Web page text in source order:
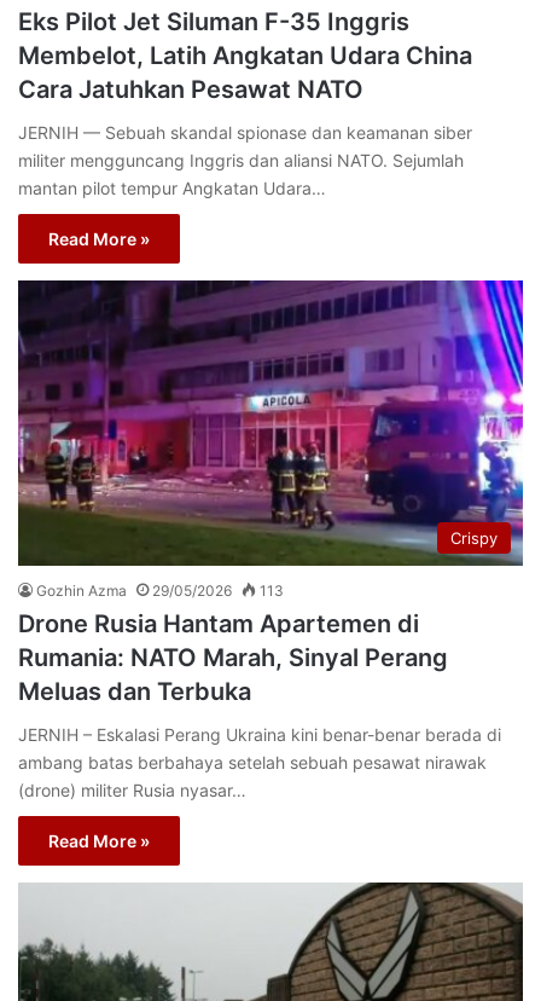
Eks Pilot Jet Siluman F-35 Inggris
Membelot, Latih Angkatan Udara China
Cara Jatuhkan Pesawat NATO
JERNIH — Sebuah skandal spionase dan keamanan siber
militer mengguncang Inggris dan aliansi NATO. Sejumlah
mantan pilot tempur Angkatan Udara…
Read More »
Crispy
Gozhin Azma 29/05/2026 113
Drone Rusia Hantam Apartemen di
Rumania: NATO Marah, Sinyal Perang
Meluas dan Terbuka
JERNIH – Eskalasi Perang Ukraina kini benar-benar berada di
ambang batas berbahaya setelah sebuah pesawat nirawak
(drone) militer Rusia nyasar…
Read More »